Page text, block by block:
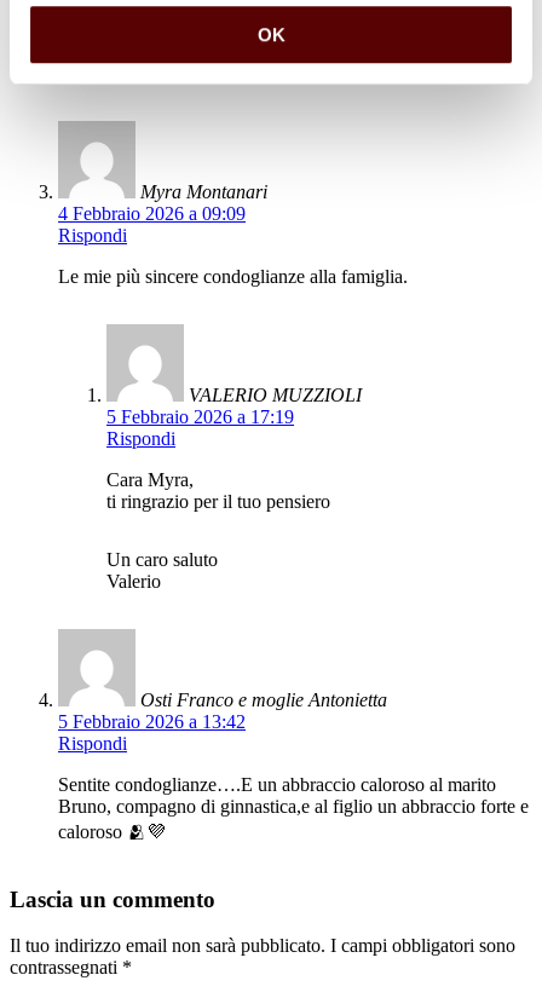
OK
Myra Montanari
4 Febbraio 2026 a 09:09
Rispondi
Le mie più sincere condoglianze alla famiglia.
VALERIO MUZZIOLI
5 Febbraio 2026 a 17:19
Rispondi
Cara Myra,
ti ringrazio per il tuo pensiero
Un caro saluto
Valerio
Osti Franco e moglie Antonietta
5 Febbraio 2026 a 13:42
Rispondi
Sentite condoglianze….E un abbraccio caloroso al marito
Bruno, compagno di ginnastica,e al figlio un abbraccio forte e
caloroso 🫂💜
Lascia un commento
Il tuo indirizzo email non sarà pubblicato. I campi obbligatori sono
contrassegnati *